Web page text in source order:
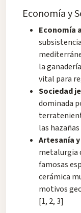
Economía y
Economía
la
vital para
Sociedad
dominada
las
Artesanía
metalurgia
famosas
cerámica
motivos
[1, 2, 3]